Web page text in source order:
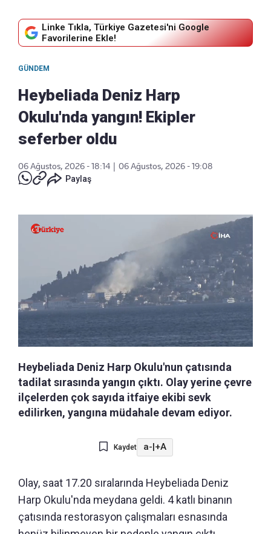
Linke Tıkla, Türkiye Gazetesi'ni Google
Favorilerine Ekle!
GÜNDEM
Heybeliada Deniz Harp
Okulu'nda yangın! Ekipler
seferber oldu
06 Ağustos, 2026 - 18:14
06 Ağustos, 2026 - 19:08
Paylaş
Heybeliada Deniz Harp Okulu'nun çatısında
tadilat sırasında yangın çıktı. Olay yerine çevre
ilçelerden çok sayıda itfaiye ekibi sevk
edilirken, yangına müdahale devam ediyor.
Kaydet a-|+A
Olay, saat 17.20 sıralarında Heybeliada Deniz
Harp Okulu'nda meydana geldi. 4 katlı binanın
çatısında restorasyon çalışmaları esnasında